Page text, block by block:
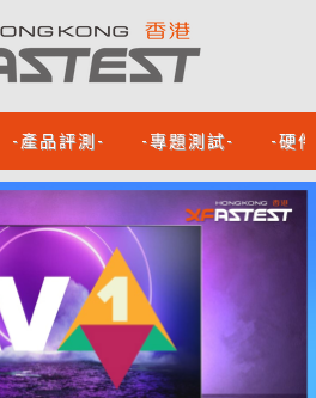
-產品評測- -專題測試- -硬